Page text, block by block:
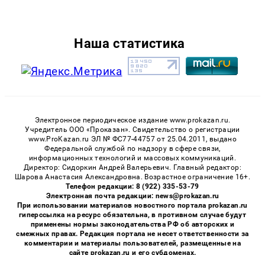
Наша статистика
Электронное периодическое издание www.prokazan.ru.
Учредитель ООО «Проказан». Cвидетельство о регистрации
www.ProKazan.ru ЭЛ № ФС77-44757 от 25.04.2011, выдано
Федеральной службой по надзору в сфере связи,
информационных технологий и массовых коммуникаций.
Директор: Сидоркин Андрей Валерьевич. Главный редактор:
Шарова Анастасия Александровна. Возрастное ограничение 16+.
Телефон редакции: 8 (922) 335-53-79
Электронная почта редакции: news@prokazan.ru
При использовании материалов новостного портала prokazan.ru
гиперссылка на ресурс обязательна, в противном случае будут
применены нормы законодательства РФ об авторских и
смежных правах. Редакция портала не несет ответственности за
комментарии и материалы пользователей, размещенные на
сайте prokazan.ru и его субдоменах.